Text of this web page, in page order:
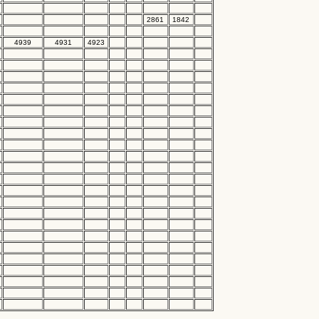
2861 1842
4939 4931 4923